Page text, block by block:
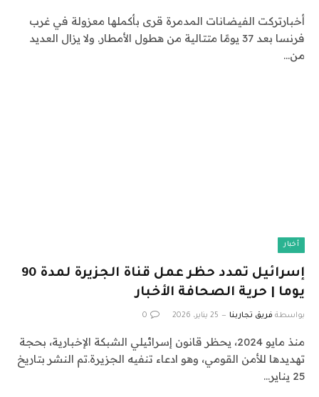
أخبارتركت الفيضانات المدمرة قرى بأكملها معزولة في غرب
فرنسا بعد 37 يومًا متتالية من هطول الأمطار. ولا يزال العديد
من…
أخبار
إسرائيل تمدد حظر عمل قناة الجزيرة لمدة 90
يوما | حرية الصحافة الأخبار
بواسطة فريق تجاربنا 25 يناير، 2026 0
منذ مايو 2024، يحظر قانون إسرائيلي الشبكة الإخبارية، بحجة
تهديدها للأمن القومي، وهو ادعاء تنفيه الجزيرة.تم النشر بتاريخ
25 يناير…